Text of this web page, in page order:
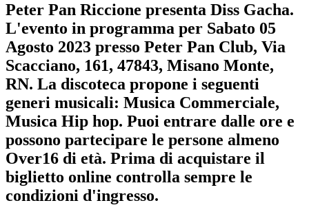
Peter Pan Riccione presenta Diss Gacha.
L'evento in programma per Sabato 05
Agosto 2023 presso Peter Pan Club, Via
Scacciano, 161, 47843, Misano Monte,
RN. La discoteca propone i seguenti
generi musicali: Musica Commerciale,
Musica Hip hop. Puoi entrare dalle ore e
possono partecipare le persone almeno
Over16 di età. Prima di acquistare il
biglietto online controlla sempre le
condizioni d'ingresso.